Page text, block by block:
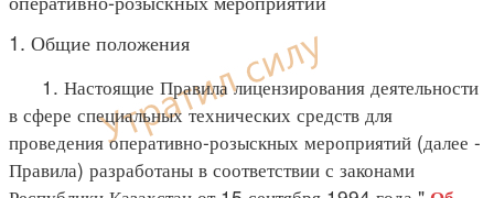
1. Общие положения
1. Настоящие Правила лицензирования деятельности
в сфере специальных технических средств для
проведения оперативно-розыскных мероприятий (далее -
Правила) разработаны в соответствии с законами